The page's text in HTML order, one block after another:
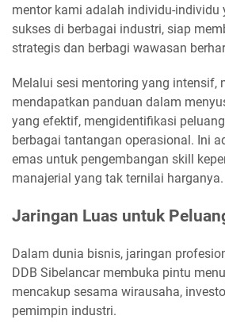
mentor kami adalah individu-individu
sukses di berbagai industri, siap
strategis dan berbagi wawasan
Melalui sesi mentoring yang intensif,
mendapatkan panduan dalam
yang efektif, mengidentifikasi
berbagai tantangan operasional. Ini
emas untuk pengembangan skill
manajerial yang tak ternilai harganya.
Jaringan Luas untuk
Dalam dunia bisnis, jaringan
DDB Sibelancar membuka pintu
mencakup sesama wirausaha,
pemimpin industri.